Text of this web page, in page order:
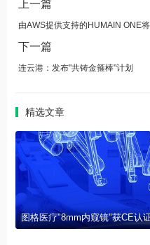
上一篇
下一篇
连云港：发布"共铸金箍棒"计划
精选文章